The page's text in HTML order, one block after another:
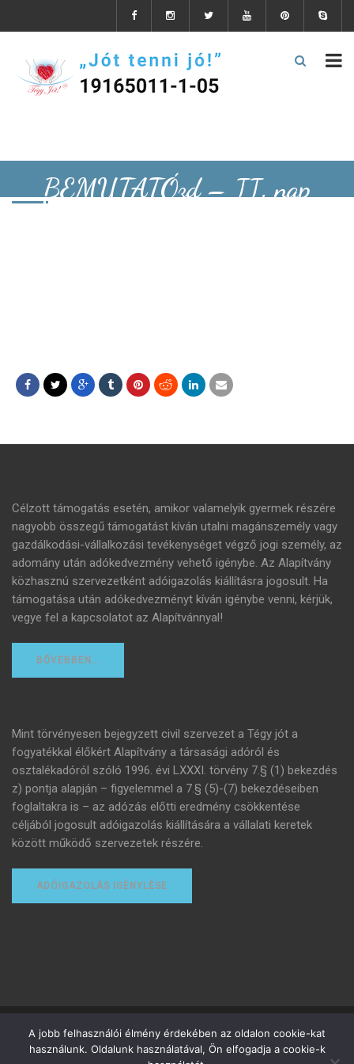
BEMUTATÓzd – II. nap
Célzott támogatás esetén, amikor valamelyik gyermek részére
nagyobb összegű támogatást kíván utalni magánszemély vagy
gazdálkodási-vállalkozási tevékenységet végző jogi személy, az
adomány után adókedvezmény vehető igénybe. Az Alapítvány
közhasznú szervezetként adóigazolás kiállításra jogosult. Ha
támogatása után adókedvezményt kíván igénybe venni, kérjük,
vegye fel a kapcsolatot az Alapítvánnyal!
BŐVEBBEN…
Mint törvényesen bejegyzett civil szervezet a Tégy jót a
fogyatékkal élőkért Alapítvány a társasági adóról és
osztalékadóról szóló 1996. évi LXXXI. törvény 7.§ (1) bekezdés
z) pontja alapján – figyelemmel a 7.§ (5)-(7) bekezdéseiben
foglaltakra is – az adózás előtti eredmény csökkentése
céljából jogosult adóigazolás kiállítására a vállalati keretek
között működő szervezetek részére.
ADÓIGAZOLÁS IGÉNYLÉSE
Minden jog fenntartva
Adóigazolás igénylése
A jobb felhasználói élmény érdekében az oldalon cookie-kat
használunk. Oldalunk használatával, Ön elfogadja a cookie-k